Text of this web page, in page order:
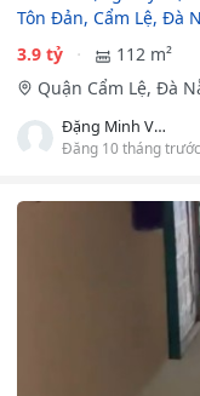
Tôn Đản, Cẩm Lệ, Đà
3.9 tỷ
112 m²
Quận Cẩm Lệ, Đà
Đặng Minh Vương
Đăng 10 tháng trước